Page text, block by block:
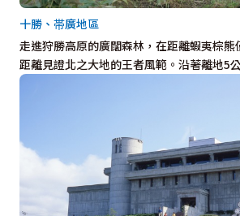
走進狩勝高原的廣闊森林，在距離蝦夷棕
距離見證北之大地的王者風範。沿著離地5
十勝、帯廣地區